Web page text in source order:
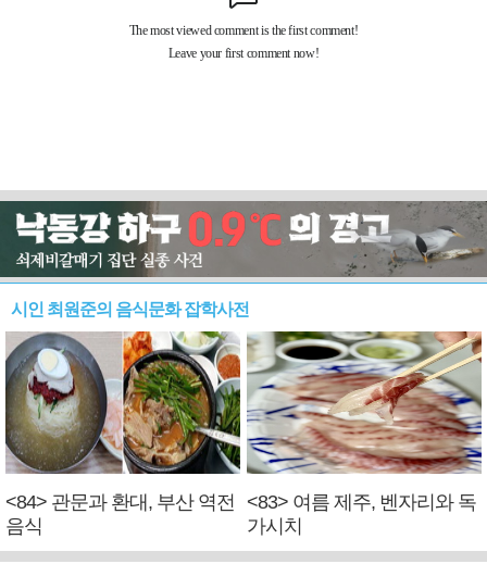
시인 최원준의 음식문화 잡학사전
<84> 관문과 환대, 부산 역전
음식
<83> 여름 제주, 벤자리와 독
가시치